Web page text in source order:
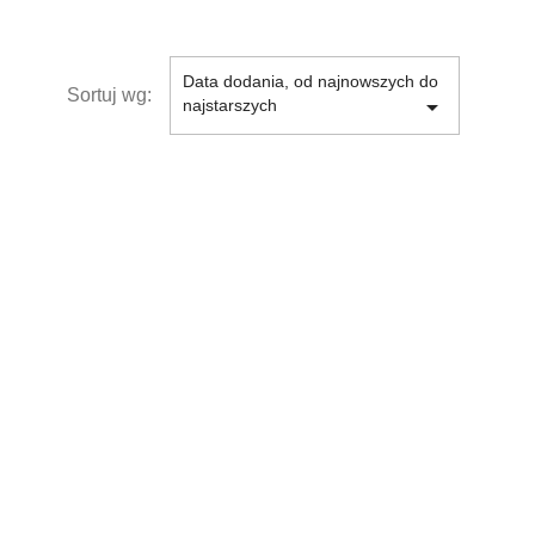
Sortuj wg:
Data dodania, od najnowszych do
najstarszych
